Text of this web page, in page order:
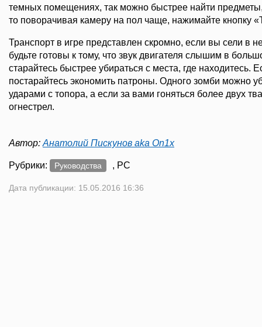
темных помещениях, так можно быстрее найти предметы,
то поворачивая камеру на пол чаще, нажимайте кнопку
Транспорт в игре представлен скромно, если вы сели в
будьте готовы к тому, что звук двигателя слышим в
старайтесь быстрее убираться с места, где находитесь.
постарайтесь экономить патроны. Одного зомби можно
ударами с топора, а если за вами гоняться более двух
огнестрел.
Автор: Анатолий Пискунов aka On1x
Рубрики: Руководства , PC
Дата публикации: 15.05.2016 16:36